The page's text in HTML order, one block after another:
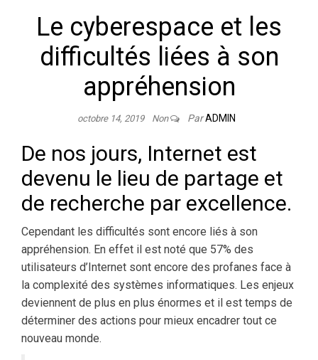
Le cyberespace et les
difficultés liées à son
appréhension
octobre 14, 2019 Non ParADMIN
De nos jours, Internet est
devenu le lieu de partage et
de recherche par excellence.
Cependant les difficultés sont encore liés à son
appréhension. En effet il est noté que 57% des
utilisateurs d’Internet sont encore des profanes face à
la complexité des systèmes informatiques. Les enjeux
deviennent de plus en plus énormes et il est temps de
déterminer des actions pour mieux encadrer tout ce
nouveau monde.